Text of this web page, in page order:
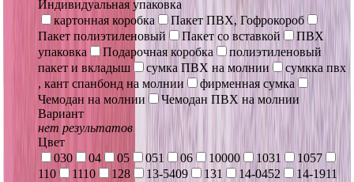
Индивидуальная упаковка
картонная коробка
Пакет ПВХ, Гофрокороб
Пакет полиэтиленовый
Пакет со вставкой
ПВХ
упаковка
Подарочная коробка
полиэтиленовый
пакет и вкладыш
сумка ПВХ на молнии
сумкка пвх
, кант спанбонд на молнии
фирменная сумка
Чемодан на молнии
Чемодан ПВХ на молнии
Вариант
нет результатов
Цвет
030
04 05 051 06 10000 1031
1057
110
1110 128 13-5409 131 14-0452
14-1911